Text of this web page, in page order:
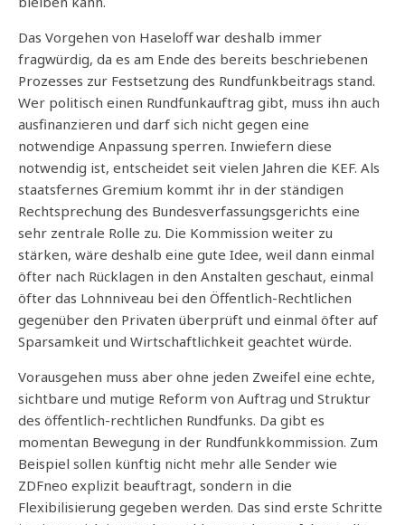
Das Vorgehen von Haseloff war deshalb immer
fragwürdig, da es am Ende des bereits beschriebenen
Prozesses zur Festsetzung des Rundfunkbeitrags stand.
Wer politisch einen Rundfunkauftrag gibt, muss ihn auch
ausfinanzieren und darf sich nicht gegen eine
notwendige Anpassung sperren. Inwiefern diese
notwendig ist, entscheidet seit vielen Jahren die KEF. Als
staatsfernes Gremium kommt ihr in der ständigen
Rechtsprechung des Bundesverfassungsgerichts eine
sehr zentrale Rolle zu. Die Kommission weiter zu
stärken, wäre deshalb eine gute Idee, weil dann einmal
öfter nach Rücklagen in den Anstalten geschaut, einmal
öfter das Lohnniveau bei den Öffentlich-Rechtlichen
gegenüber den Privaten überprüft und einmal öfter auf
Sparsamkeit und Wirtschaftlichkeit geachtet würde.
Vorausgehen muss aber ohne jeden Zweifel eine echte,
sichtbare und mutige Reform von Auftrag und Struktur
des öffentlich-rechtlichen Rundfunks. Da gibt es
momentan Bewegung in der Rundfunkkommission. Zum
Beispiel sollen künftig nicht mehr alle Sender wie
ZDFneo explizit beauftragt, sondern in die
Flexibilisierung gegeben werden. Das sind erste Schritte